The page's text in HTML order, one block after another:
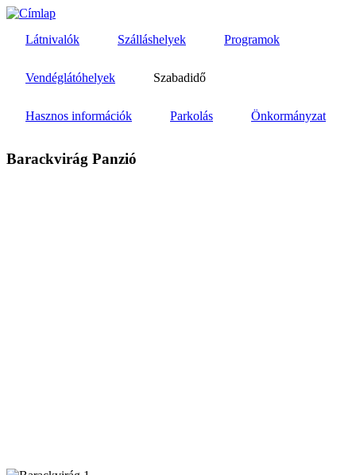
Ugrás
tartalomra
Látnivalók Szálláshelyek Programok
Vendéglátóhelyek Szabadidő
Hasznos információk Parkolás Önkormányzat
Barackvirág Panzió